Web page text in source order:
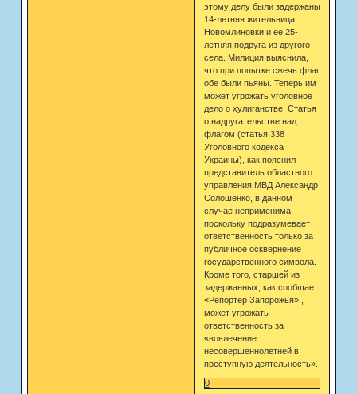
этому делу были задержаны
14-летняя жительница
Новомлиновки и ее 25-
летняя подруга из другого
села. Милиция выяснила,
что при попытке сжечь флаг
обе были пьяны. Теперь им
может угрожать уголовное
дело о хулиганстве. Статья
о надругательстве над
флагом (статья 338
Уголовного кодекса
Украины), как пояснил
представитель областного
управления МВД Александр
Солошенко, в данном
случае неприменима,
поскольку подразумевает
ответственность только за
публичное осквернение
государственного символа.
Кроме того, старшей из
задержанных, как сообщает
«Репортер Запорожья» ,
может угрожать
ответственность за
«вовлечение
несовершеннолетней в
преступную деятельность».
0